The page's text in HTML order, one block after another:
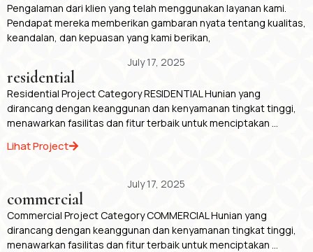
Pengalaman dari klien yang telah menggunakan layanan kami.
Pendapat mereka memberikan gambaran nyata tentang kualitas,
keandalan, dan kepuasan yang kami berikan,
July 17, 2025
residential
Residential Project Category RESIDENTIAL Hunian yang
dirancang dengan keanggunan dan kenyamanan tingkat tinggi,
menawarkan fasilitas dan fitur terbaik untuk menciptakan ...
Lihat Project
July 17, 2025
commercial
Commercial Project Category COMMERCIAL Hunian yang
dirancang dengan keanggunan dan kenyamanan tingkat tinggi,
menawarkan fasilitas dan fitur terbaik untuk menciptakan ...